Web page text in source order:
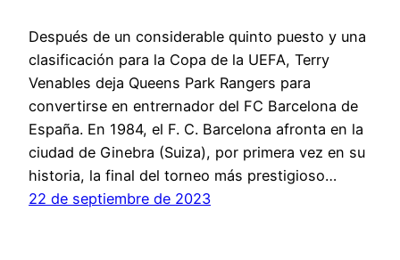
Después de un considerable quinto puesto y una
clasificación para la Copa de la UEFA, Terry
Venables deja Queens Park Rangers para
convertirse en entrernador del FC Barcelona de
España. En 1984, el F. C. Barcelona afronta en la
ciudad de Ginebra (Suiza), por primera vez en su
historia, la final del torneo más prestigioso…
22 de septiembre de 2023